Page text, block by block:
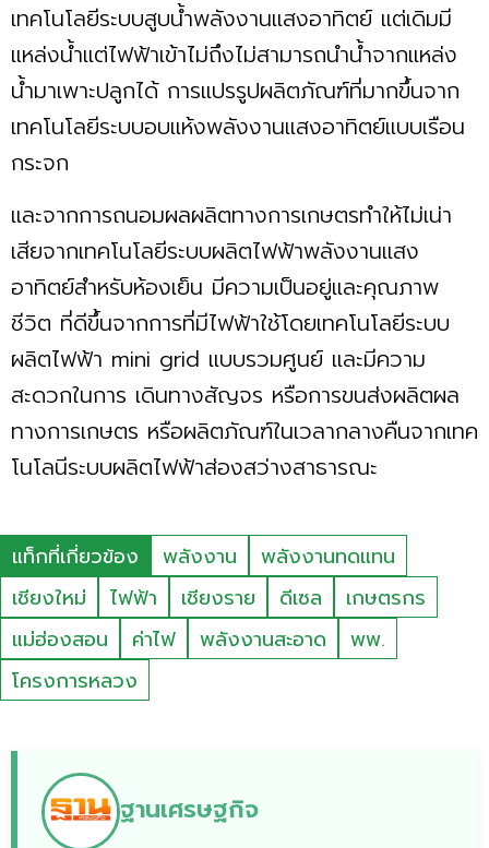
เทคโนโลยีระบบสูบน้ำพลังงานแสงอาทิตย์ แต่เดิมมี
แหล่งน้ำแต่ไฟฟ้าเข้าไม่ถึงไม่สามารถนำน้ำจากแหล่ง
น้ำมาเพาะปลูกได้ การแปรรูปผลิตภัณฑ์ที่มากขึ้นจาก
เทคโนโลยีระบบอบแห้งพลังงานแสงอาทิตย์แบบเรือน
กระจก
และจากการถนอมผลผลิตทางการเกษตรทำให้ไม่เน่า
เสียจากเทคโนโลยีระบบผลิตไฟฟ้าพลังงานแสง
อาทิตย์สำหรับห้องเย็น มีความเป็นอยู่และคุณภาพ
ชีวิต ที่ดีขึ้นจากการที่มีไฟฟ้าใช้โดยเทคโนโลยีระบบ
ผลิตไฟฟ้า mini grid แบบรวมศูนย์ และมีความ
สะดวกในการ เดินทางสัญจร หรือการขนส่งผลิตผล
ทางการเกษตร หรือผลิตภัณฑ์ในเวลากลางคืนจากเทค
โนโลนีระบบผลิตไฟฟ้าส่องสว่างสาธารณะ
แท็กที่เกี่ยวข้อง พลังงาน
พลังงานทดแทน
เชียงใหม่
ไฟฟ้า เชียงราย ดีเซล
เกษตรกร
แม่ฮ่องสอน
ค่าไฟ พลังงานสะอาด
พพ.
โครงการหลวง
ฐานเศรษฐกิจ